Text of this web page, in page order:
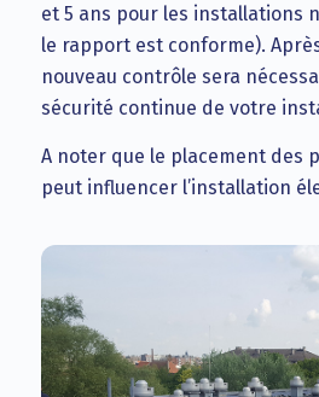
et 5 ans pour les installations
le rapport est conforme).
nouveau contrôle sera
sécurité continue de votre
A noter que le placement des
peut influencer l’installation